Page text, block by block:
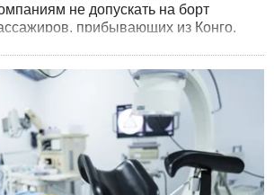
не допускать на борт
прибывающих из Конго,